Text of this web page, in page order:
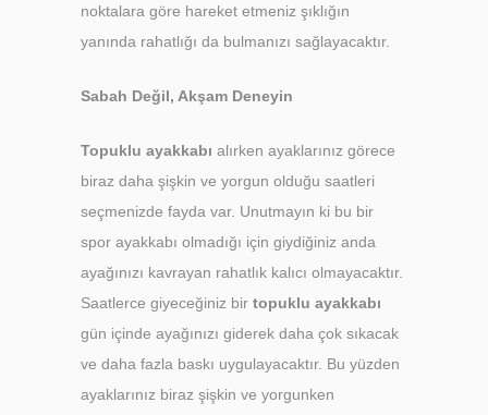
noktalara göre hareket etmeniz şıklığın
yanında rahatlığı da bulmanızı sağlayacaktır.
Sabah Değil, Akşam Deneyin
Topuklu ayakkabı alırken ayaklarınız görece
biraz daha şişkin ve yorgun olduğu saatleri
seçmenizde fayda var. Unutmayın ki bu bir
spor ayakkabı olmadığı için giydiğiniz anda
ayağınızı kavrayan rahatlık kalıcı olmayacaktır.
Saatlerce giyeceğiniz bir topuklu ayakkabı
gün içinde ayağınızı giderek daha çok sıkacak
ve daha fazla baskı uygulayacaktır. Bu yüzden
ayaklarınız biraz şişkin ve yorgunken